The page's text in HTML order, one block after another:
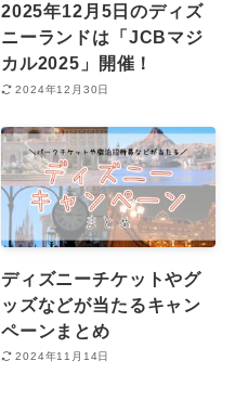
2025年12月5日のディズ
ニーランドは「JCBマジ
カル2025」開催！
2024年12月30日
ディズニーチケットやグ
ッズなどが当たるキャン
ペーンまとめ
2024年11月14日